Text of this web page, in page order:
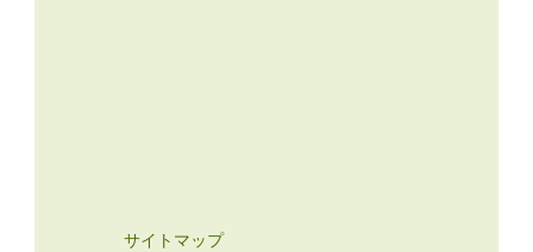
サイトマップ